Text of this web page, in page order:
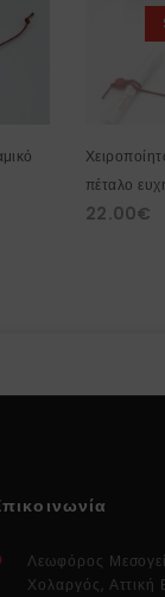
πέταλο
22.00€
Λεωφόρος
Χολαργός, Αττική